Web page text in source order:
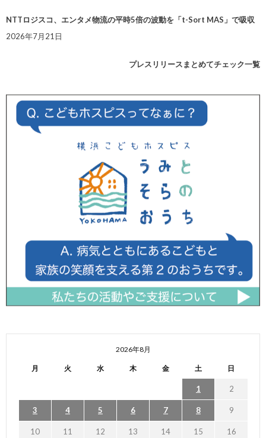
NTTロジスコ、エンタメ物流の平時5倍の波動を「t-Sort MAS」で吸収
2026年7月21日
プレスリリースまとめてチェック一覧
2026年8月
月 火 水 木 金 土 日
1 2
3 4 5 6 7 8 9
10 11 12 13 14 15 16